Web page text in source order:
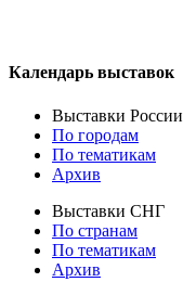
Календарь выставок
Выставки России
По городам
По тематикам
Архив
Выставки СНГ
По странам
По тематикам
Архив